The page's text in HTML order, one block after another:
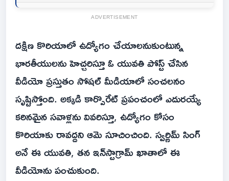
ADVERTISEMENT
దక్షిణ కొరియాలో ఉద్యోగం చేయాలనుకుంటున్న
భారతీయులను హెచ్చరిస్తూ ఓ యువతి పోస్ట్ చేసిన
వీడియో ప్రస్తుతం సోషల్ మీడియాలో సంచలనం
సృష్టిస్తోంది. అక్కడి కార్పొరేట్ ప్రపంచంలో ఎదురయ్యే
కఠినమైన సవాళ్లను వివరిస్తూ, ఉద్యోగం కోసం
కొరియాకు రావద్దని ఆమె సూచించింది. స్వర్ణిమ్ సింగ్
అనే ఈ యువతి, తన ఇన్‌స్టాగ్రామ్ ఖాతాలో ఈ
వీడియోను పంచుకుంది.